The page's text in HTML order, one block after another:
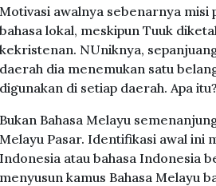
Motivasi awalnya sebenarnya misi
bahasa lokal, meskipun Tuuk
kekristenan. NUniknya,
daerah dia menemukan satu
digunakan di setiap daerah. Apa
Bukan Bahasa Melayu
Melayu Pasar. Identifikasi awal ini
Indonesia atau bahasa Indonesia
menyusun kamus Bahasa Melayu